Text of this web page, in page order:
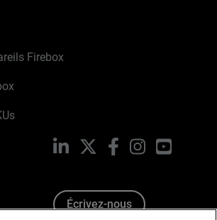
Firebox
LinkedIn FacebookInstagramYouTube
Écrivez-nous